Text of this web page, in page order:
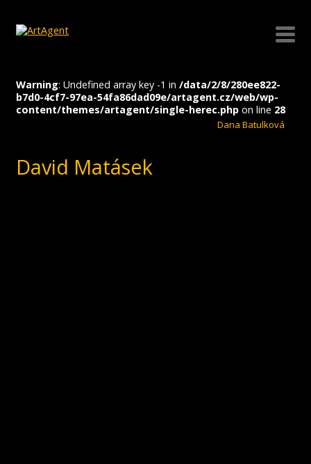
Warning: Undefined array key -1 in/data/2/8/280ee822-
b7d0-4cf7-97ea-54fa86dad09e/artagent.cz/web/wp-
content/themes/artagent/single-herec.php on line 28
Dana Batulková
David Matásek